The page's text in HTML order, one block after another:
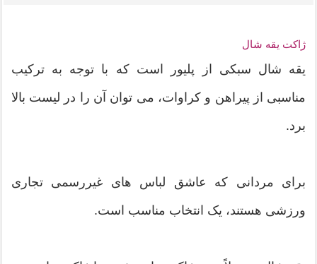
ژاکت یقه شال
یقه شال سبکی از پلیور است که با توجه به ترکیب
مناسبی از پیراهن و کراوات، می توان آن را در لیست بالا
برد.
برای مردانی که عاشق لباس های غیررسمی تجاری
ورزشی هستند، یک انتخاب مناسب است.